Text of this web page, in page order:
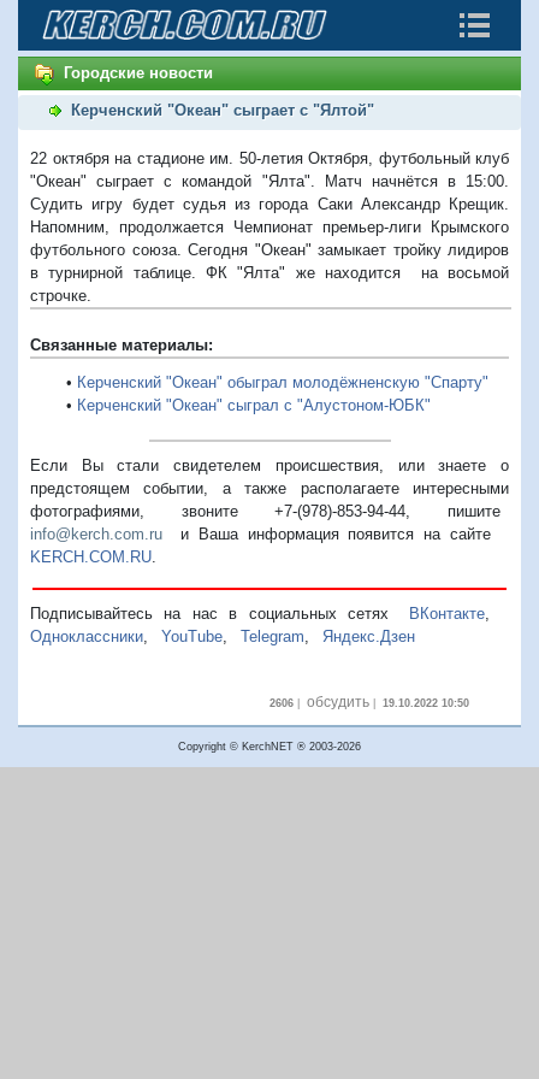
Городские новости
Керченский "Океан" сыграет с "Ялтой"
22 октября на стадионе им. 50-летия Октября, футбольный клуб
"Океан" сыграет с командой "Ялта". Матч начнётся в 15:00.
Судить игру будет судья из города Саки Александр Крещик.
Напомним, продолжается Чемпионат премьер-лиги Крымского
футбольного союза. Сегодня "Океан" замыкает тройку лидиров
в турнирной таблице. ФК "Ялта" же находится на восьмой
строчке.
Связанные материалы:
• Керченский "Океан" обыграл молодёжненскую "Спарту"
• Керченский "Океан" сыграл с "Алустоном-ЮБК"
Если Вы стали свидетелем происшествия, или знаете о
предстоящем событии, а также располагаете интересными
фотографиями, звоните +7-(978)-853-94-44, пишите
info@kerch.com.ru и Ваша информация появится на сайте
KERCH.COM.RU
Подписывайтесь на нас в социальных сетях ВКонтакте,
Одноклассники
YouTube Telegram Яндекс.Дзен
2606| обсудить| 19.10.2022 10:50
Copyright © KerchNET ® 2003-2026